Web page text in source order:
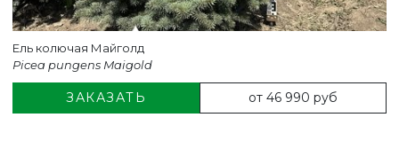
Ель колючая Майголд
Picea pungens Maigold
ЗАКАЗАТЬ от 46 990 руб